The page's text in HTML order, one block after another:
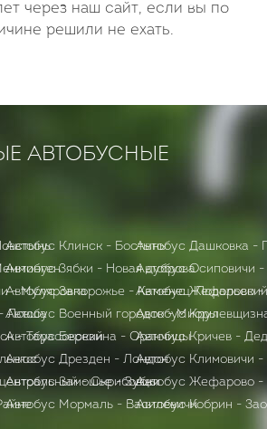
через наш сайт, если вы по
решили не ехать.
АВТОБУСНЫЕ
- Муляровка
Ловша
- Тарасовский
- Скрибовцы
Автобус Клинск - Бостынь
Автобус Зябки - Новая дуброва
Автобус Запорожье - Каменец-Подольский
Автобус Военный городок - Миоры
Автобус Березина - Оранчицы
Автобус Дрезден - Лондон
Автобус Замошье - Зубки
Автобус Мормаль - Василевичи
Автобус Дашковка -
Автобус Осиповичи
Автобус Жефарово
Автобус
Автобус Кричев -
Автобус Климовичи
Автобус Жефарово -
Автобус Кобрин -